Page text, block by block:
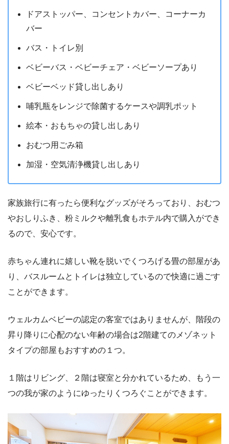
ドアストッパー、コンセントカバー、コーナーカ
バー
バス・トイレ別
ベビーバス・ベビーチェア・ベビーソープあり
ベビーベッド貸し出しあり
哺乳瓶をレンジで除菌するケースや調乳ポット
絵本・おもちゃの貸し出しあり
おむつ用ごみ箱
加湿・空気清浄機貸し出しあり
家族旅行に有ったら便利なグッズがそろっており、おむつ
やおしりふき、粉ミルクや離乳食もホテル内で購入ができ
るので、安心です。
赤ちゃん連れに嬉しい靴を脱いでくつろげる畳の部屋があ
り、バスルームとトイレは独立しているので快適に過ごす
ことができます。
ウェルカムベビーの認定の客室ではありませんが、階段の
昇り降りに心配のない年齢の場合は2階建てのメゾネット
タイプの部屋もおすすめの１つ。
１階はリビング、２階は寝室と分かれているため、もう一
つの我が家のようにゆったりくつろぐことができます。